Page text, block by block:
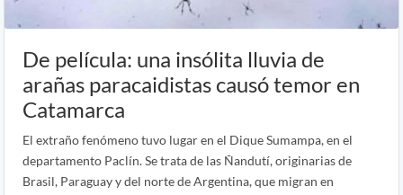
De película: una insólita lluvia de
arañas paracaidistas causó temor en
Catamarca
El extraño fenómeno tuvo lugar en el Dique Sumampa, en el
departamento Paclín. Se trata de las Ñandutí, originarias de
Brasil, Paraguay y del norte de Argentina, que migran en